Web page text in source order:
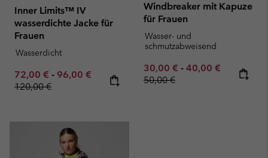
Inner Limits™ IV
wasserdichte Jacke für
Frauen
Wasserdicht
Minimum sale price:
72,00 € - Maximum sale price:
96,00 € Regular price:
120,00 €
Windbreaker mit Kapuze
für Frauen
Wasser- und
schmutzabweisend
Minimum sale price:
30,00 € - Maximum sale
40,00 € Regular
50,00 €